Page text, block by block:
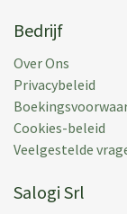
the rooms,
all lovely
delightful
but not
help you
advice finding
Bedrijf
Over Ons
Privacybeleid
Cookies-beleid
Veelgestelde
Salogi Srl